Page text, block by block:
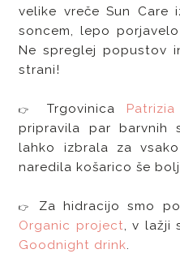
velike vreče Sun Care
soncem, lepo
Ne spreglej popustov
strani!
👉 Trgovinica
pripravila par barvnih
lahko izbrala za
naredila košarico še
👉 Za hidracijo smo
Organic project
, v lažji
Goodnight drink